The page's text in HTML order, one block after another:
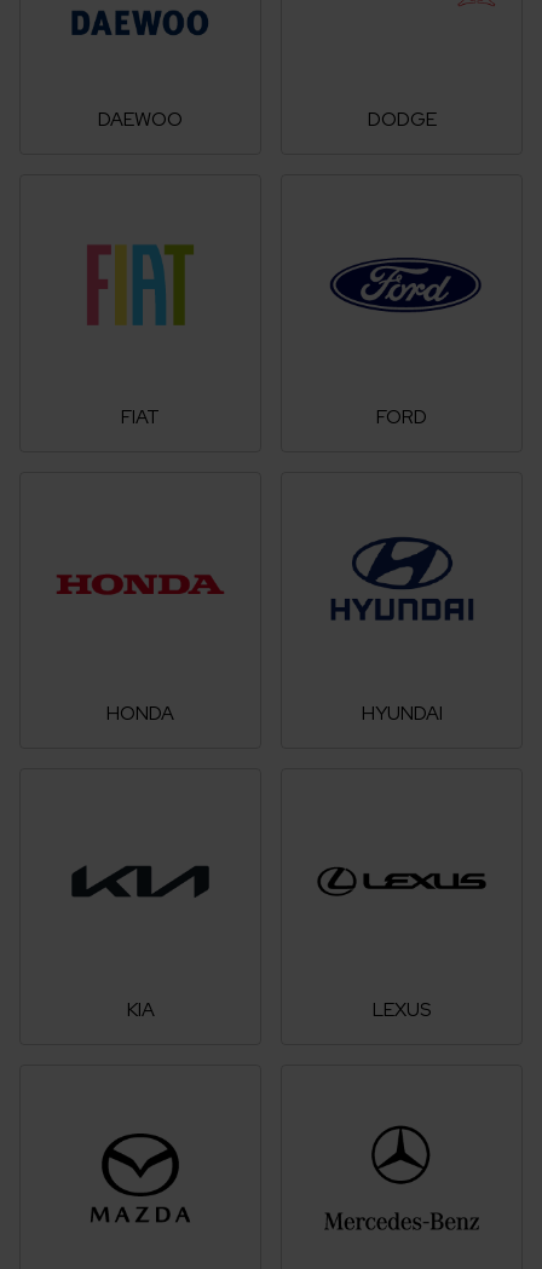
DAEWOO DODGE
FIAT FORD
HONDA HYUNDAI
KIA LEXUS